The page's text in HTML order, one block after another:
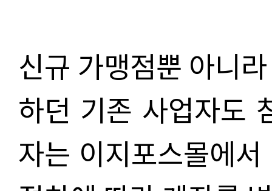
신규 가맹점뿐 아니
하던 기존 사업자도
자는 이지포스몰에